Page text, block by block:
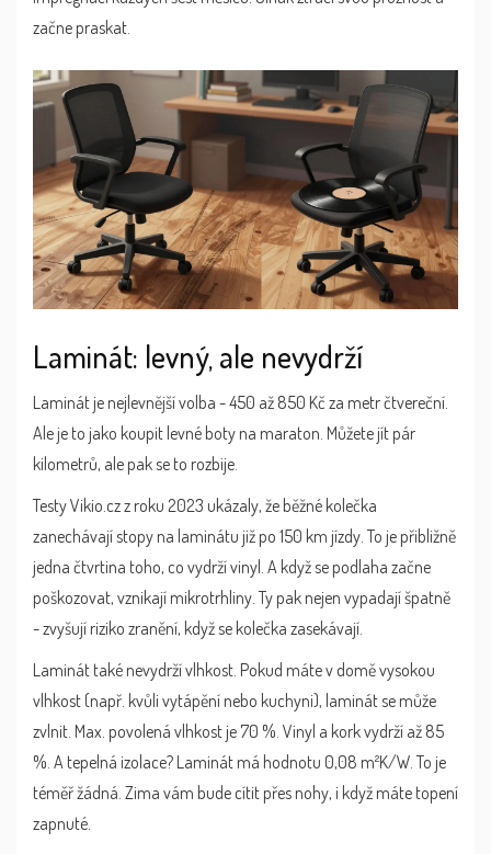
začne praskat.
Laminát: levný, ale nevydrží
Laminát je nejlevnější volba - 450 až 850 Kč za metr čtvereční.
Ale je to jako koupit levné boty na maraton. Můžete jít pár
kilometrů, ale pak se to rozbije.
Testy Vikio.cz z roku 2023 ukázaly, že běžné kolečka
zanechávají stopy na laminátu již po 150 km jízdy. To je přibližně
jedna čtvrtina toho, co vydrží vinyl. A když se podlaha začne
poškozovat, vznikají mikrotrhliny. Ty pak nejen vypadají špatně
- zvyšují riziko zranění, když se kolečka zasekávají.
Laminát také nevydrží vlhkost. Pokud máte v domě vysokou
vlhkost (např. kvůli vytápění nebo kuchyni), laminát se může
zvlnit. Max. povolená vlhkost je 70 %. Vinyl a kork vydrží až 85
%. A tepelná izolace? Laminát má hodnotu 0,08 m²K/W. To je
téměř žádná. Zima vám bude cítit přes nohy, i když máte topení
zapnuté.